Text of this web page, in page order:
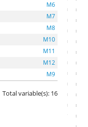
M6
M7
M8
M10
M11
M12
M9
Total variable(s): 16